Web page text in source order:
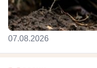
07.08.2026